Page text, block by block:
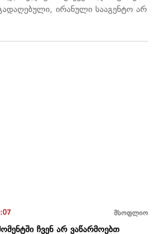
ირანული სააგენტო არ
მსოფლიო
ჩვენ არ ვაწარმოებთ